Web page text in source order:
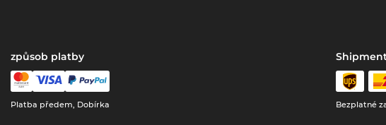
způsob platby
Platba předem, Dobírka Bezplatné